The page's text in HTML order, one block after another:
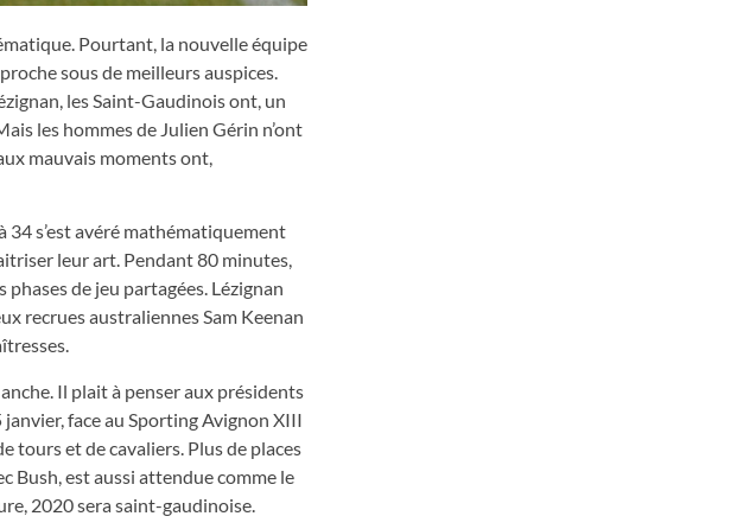
Pourtant, la nouvelle équipe
sous de meilleurs auspices.
les Saint-Gaudinois ont, un
les hommes de Julien Gérin n’ont
mauvais moments ont,
34 s’est avéré mathématiquement
leur art. Pendant 80 minutes,
de jeu partagées. Lézignan
recrues australiennes Sam Keenan
Il plait à penser aux présidents
face au Sporting Avignon XIII
tours et de cavaliers. Plus de places
Bush, est aussi attendue comme le
2020 sera saint-gaudinoise.